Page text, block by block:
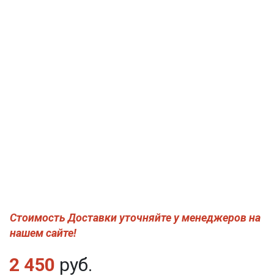
Стоимость Доставки уточняйте у менеджеров на
нашем сайте!
2 450 руб.